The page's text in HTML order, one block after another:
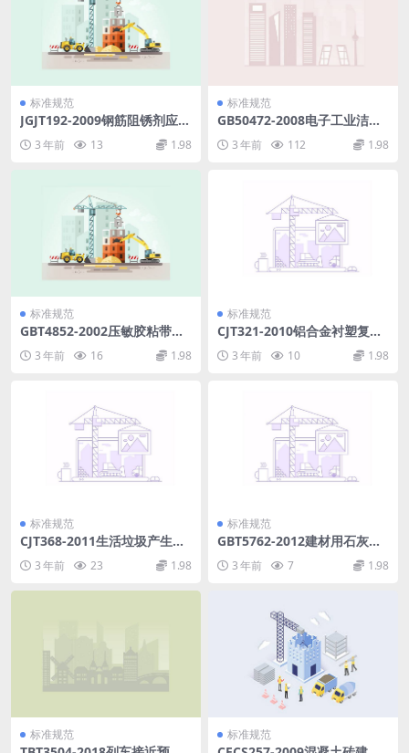
标准规范
JGJT192-2009钢筋阻锈剂应用
3 年前 13 1.98
标准规范
GB50472-2008电子工业洁净
3 年前 112 1.98
标准规范
GBT4852-2002压敏胶粘带初
3 年前 16 1.98
标准规范
CJT321-2010铝合金衬塑复合
3 年前 10 1.98
标准规范
CJT368-2011生活垃圾产生源
3 年前 23 1.98
标准规范
GBT5762-2012建材用石灰
石、生石灰和熟石灰化学分析
方法.pdf
3 年前 7 1.98
标准规范 标准规范